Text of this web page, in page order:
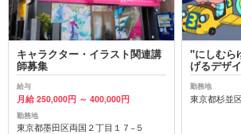
キャラクター・イラスト関連講
師募集
給与
月給 250,000円 ～ 400,000円
勤務地
東京都墨田区両国２丁目１７−５
"にしむら
げるデザ
勤務地
東京都杉並